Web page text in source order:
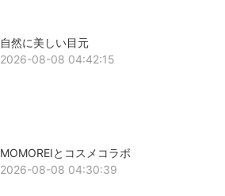
自然に美しい目元
2026-08-08 04:42:15
MOMOREIとコスメコラボ
2026-08-08 04:30:39